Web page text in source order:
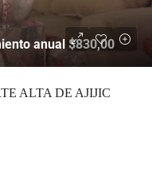
anual $830,00
ALTA DE AJIJIC